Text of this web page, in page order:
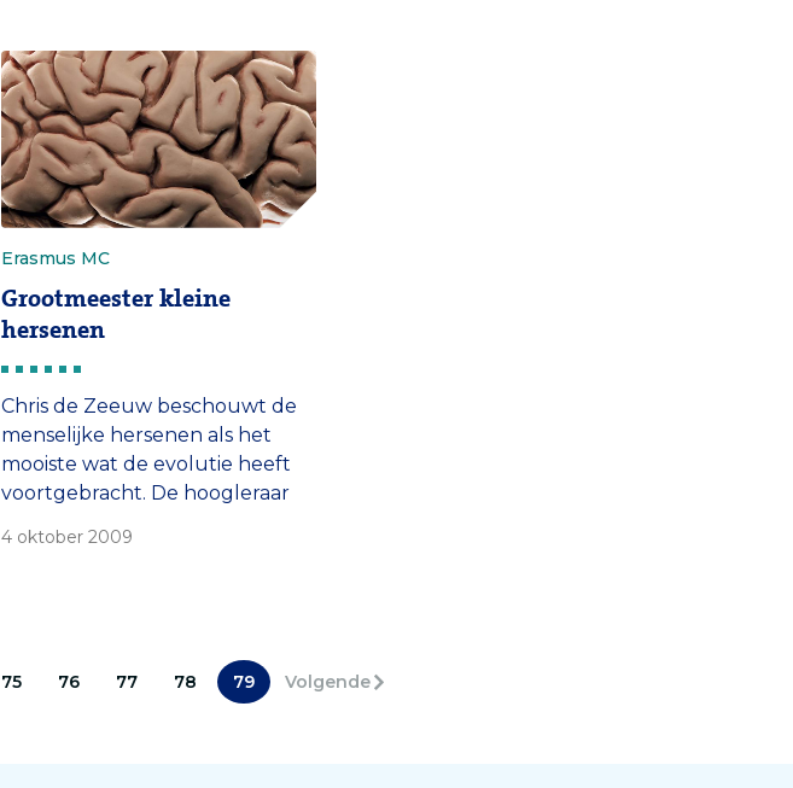
Erasmus MC
Grootmeester kleine
hersenen
Chris de Zeeuw beschouwt de
menselijke hersenen als het
mooiste wat de evolutie heeft
voortgebracht. De hoogleraar
erover op vrijdag 9 oktober
4 oktober 2009
75 76 77 78 79 Volgende